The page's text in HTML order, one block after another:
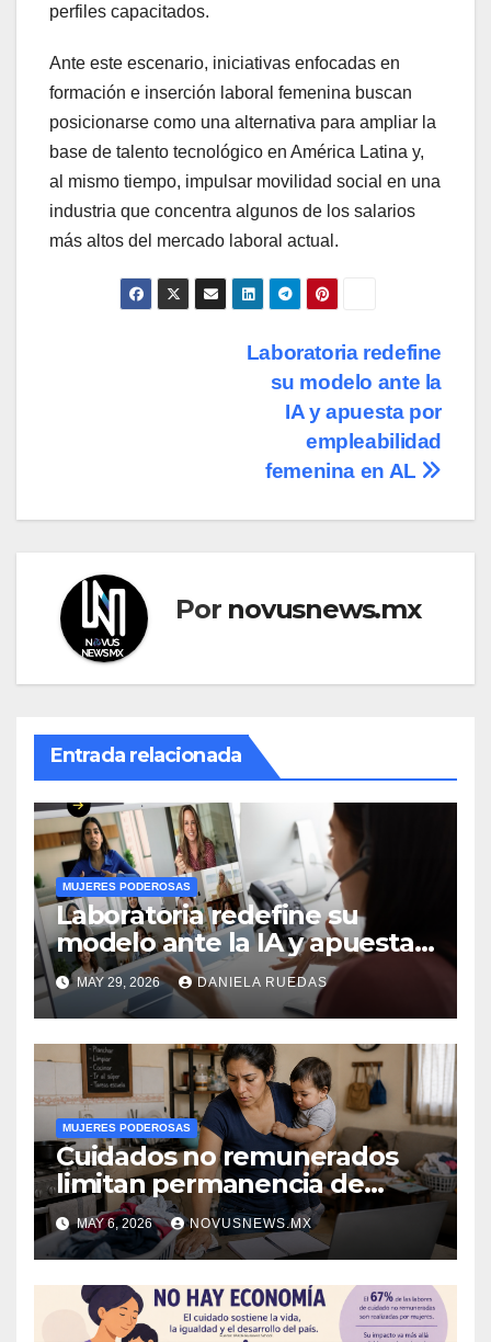
perfiles capacitados.
Ante este escenario, iniciativas enfocadas en
formación e inserción laboral femenina buscan
posicionarse como una alternativa para ampliar la
base de talento tecnológico en América Latina y,
al mismo tiempo, impulsar movilidad social en una
industria que concentra algunos de los salarios
más altos del mercado laboral actual.
Laboratoria redefine
su modelo ante la
IA y apuesta por
empleabilidad
femenina en AL
Por novusnews.mx
Entrada relacionada
MUJERES PODEROSAS
Laboratoria redefine su
modelo ante la IA y apuesta
por empleabilidad femenina
en AL
MAY 29, 2026 DANIELA RUEDAS
MUJERES PODEROSAS
Cuidados no remunerados
limitan permanencia de
mujeres en empleo y afectan
competitividad: Red CCE
MAY 6, 2026 NOVUSNEWS.MX